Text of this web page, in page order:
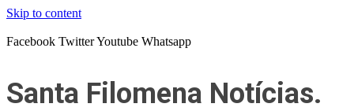
Skip to content
Facebook TwitterYoutube Whatsapp
Santa Filomena Notícias.